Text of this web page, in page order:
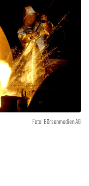
Foto: Börsenmedien AG